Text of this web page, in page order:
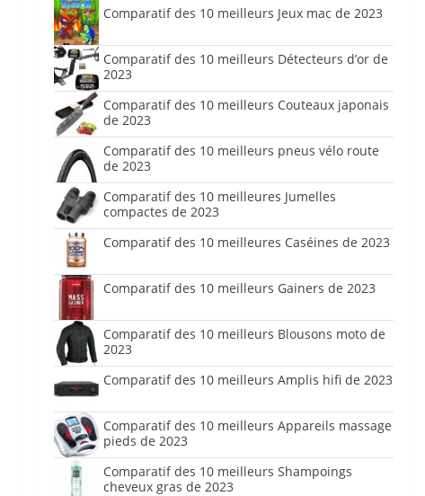
Comparatif des 10 meilleurs Jeux mac de 2023
Comparatif des 10 meilleurs Détecteurs d’or de
2023
Comparatif des 10 meilleurs Couteaux japonais
de 2023
Comparatif des 10 meilleurs pneus vélo route
de 2023
Comparatif des 10 meilleures Jumelles
compactes de 2023
Comparatif des 10 meilleures Caséines de 2023
Comparatif des 10 meilleurs Gainers de 2023
Comparatif des 10 meilleurs Blousons moto de
2023
Comparatif des 10 meilleurs Amplis hifi de 2023
Comparatif des 10 meilleurs Appareils massage
pieds de 2023
Comparatif des 10 meilleurs Shampoings
cheveux gras de 2023